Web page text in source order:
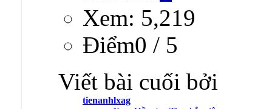
Xem: 5,219
Ðiểm0 / 5
Viết bài cuối bởi
tienanhlxag